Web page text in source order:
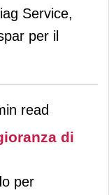
Service,
per il
read
di
per